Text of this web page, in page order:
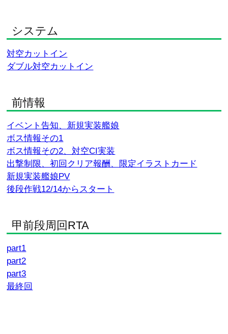
システム
対空カットイン
ダブル対空カットイン
前情報
イベント告知、新規実装艦娘
ボス情報その1
ボス情報その2、対空CI実装
出撃制限、初回クリア報酬、限定イラストカード
新規実装艦娘PV
後段作戦12/14からスタート
甲前段周回RTA
part1
part2
part3
最終回